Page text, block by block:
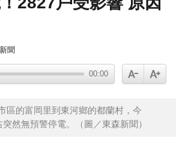
聞
00:00
區的富岡里到東河鄉的都蘭村，今
突然無預警停電。（圖／東森新聞）